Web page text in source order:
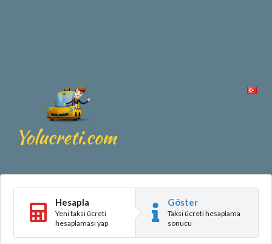
Hesapla
Yeni taksi ücreti
hesaplaması yap
Göster
Taksi ücreti hesaplama
sonucu